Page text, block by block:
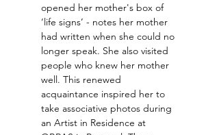
opened her mother's box of
‘life signs’ - notes her mother
had written when she could no
longer speak. She also visited
people who knew her mother
well. This renewed
acquaintance inspired her to
take associative photos during
an Artist in Residence at